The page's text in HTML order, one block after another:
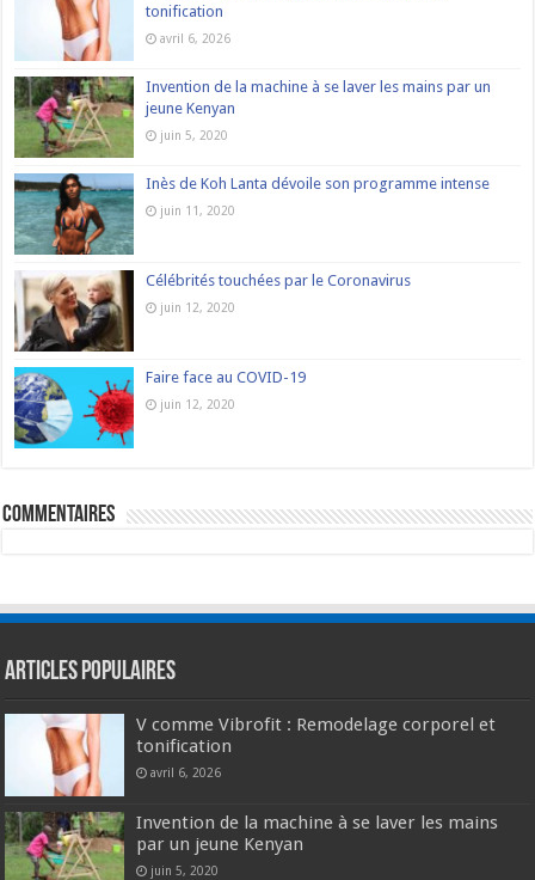
tonification
avril 6, 2026
Invention de la machine à se laver les mains par un
jeune Kenyan
juin 5, 2020
Inès de Koh Lanta dévoile son programme intense
juin 11, 2020
Célébrités touchées par le Coronavirus
juin 12, 2020
Faire face au COVID-19
juin 12, 2020
commentaires
Articles populaires
V comme Vibrofit : Remodelage corporel et
tonification
avril 6, 2026
Invention de la machine à se laver les mains
par un jeune Kenyan
juin 5, 2020